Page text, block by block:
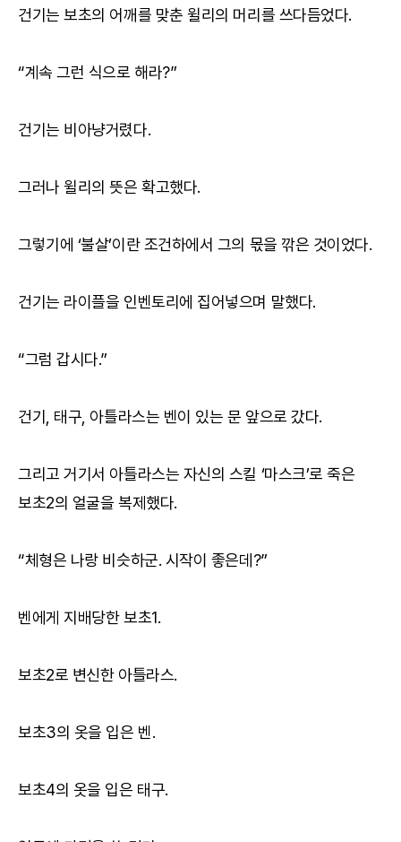
건기는 보초의 어깨를 맞춘 윌리의 머리를 쓰다듬었다.
“계속 그런 식으로 해라?”
건기는 비아냥거렸다.
그러나 윌리의 뜻은 확고했다.
그렇기에 ‘불살’이란 조건하에서 그의 몫을 깎은 것이었다.
건기는 라이플을 인벤토리에 집어넣으며 말했다.
“그럼 갑시다.”
건기, 태구, 아틀라스는 벤이 있는 문 앞으로 갔다.
그리고 거기서 아틀라스는 자신의 스킬 ‘마스크’로 죽은
보초2의 얼굴을 복제했다.
“체형은 나랑 비슷하군. 시작이 좋은데?”
벤에게 지배당한 보초1.
보초2로 변신한 아틀라스.
보초3의 옷을 입은 벤.
보초4의 옷을 입은 태구.